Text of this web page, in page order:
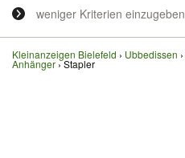
weniger Kriterien einzugeben
Kleinanzeigen Bielefeld Ubbedissen
Anhänger Stapler